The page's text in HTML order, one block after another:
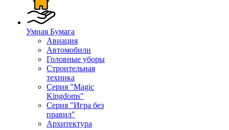
Умная Бумага
Авиация
Автомобили
Головные уборы
Строительная
техника
Серия "Magic
Kingdoms"
Серия "Игра без
правил"
Архитектура